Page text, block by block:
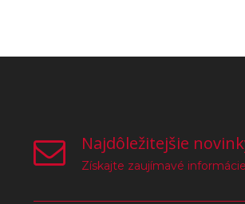
Najdôležitejšie
Získajte zaujímavé